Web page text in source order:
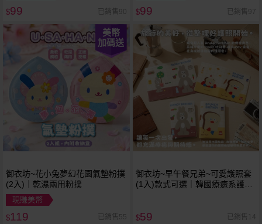
$99 已銷售90 $99 已銷售97
美幣
加碼送
御衣坊~花小兔夢幻花園氣墊粉撲
(2入)｜乾濕兩用粉撲
現賺美幣
$119 已銷售55
御衣坊~早午餐兄弟~可愛護照套
(1入)款式可選｜韓國療癒系護照
$59 已銷售14